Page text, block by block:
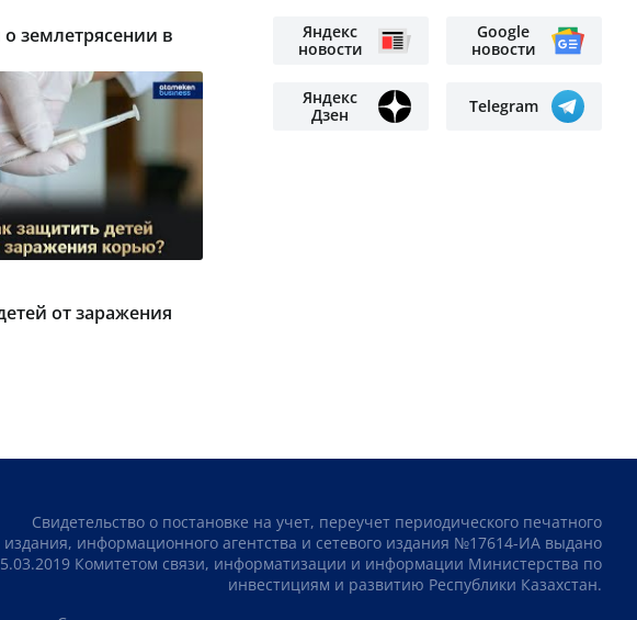
землетрясении в
от заражения
Яндекс
новости
Google
новости
Яндекс
Дзен
Telegram
Свидетельство о постановке на учет, переучет периодического печатного
издания, информационного агентства и сетевого издания №17614-ИА выдано
Комитетом связи, информатизации и информации Министерства по
инвестициям и развитию Республики Казахстан.